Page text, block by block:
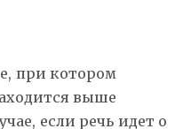
при котором
выше
если речь идет о